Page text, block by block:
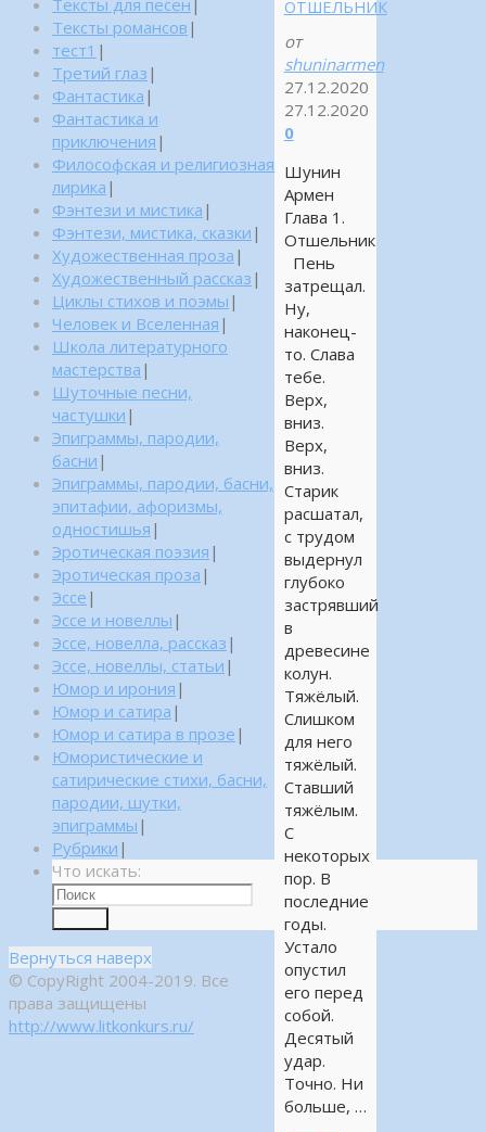
ОТШЕЛЬНИК
от
shuninarmen
27.12.2020
27.12.2020
0
Шунин
Армен
Глава 1.
Отшельник
Пень
затрещал.
Ну,
наконец-
то. Слава
тебе.
Верх,
вниз.
Верх,
вниз.
Старик
расшатал,
с трудом
выдернул
глубоко
застрявший
в
древесине
колун.
Тяжёлый.
Слишком
для него
тяжёлый.
Ставший
тяжёлым.
С
некоторых
пор. В
последние
годы.
Устало
опустил
его перед
собой.
Десятый
удар.
Точно. Ни
больше, …
Тексты для песен |
Тексты романсов |
тест1 |
Третий глаз |
Фантастика |
Фантастика и
приключения |
Философская и религиозная
лирика |
Фэнтези и мистика |
Фэнтези, мистика, сказки |
Художественная проза |
Художественный рассказ |
Циклы стихов и поэмы |
Человек и Вселенная |
Школа литературного
мастерства |
Шуточные песни,
частушки |
Эпиграммы, пародии,
басни |
Эпиграммы, пародии, басни,
эпитафии, афоризмы,
одностишья |
Эротическая поэзия |
Эротическая проза |
Эссе |
Эссе и новеллы |
Эссе, новелла, рассказ |
Эссе, новеллы, статьи |
Юмор и ирония |
Юмор и сатира |
Юмор и сатира в прозе |
Юмористические и
сатирические стихи, басни,
пародии, шутки,
эпиграммы |
Рубрики |
Что искать:
Вернуться наверх
© CopyRight 2004-2019. Все
права защищены
http://www.litkonkurs.ru/